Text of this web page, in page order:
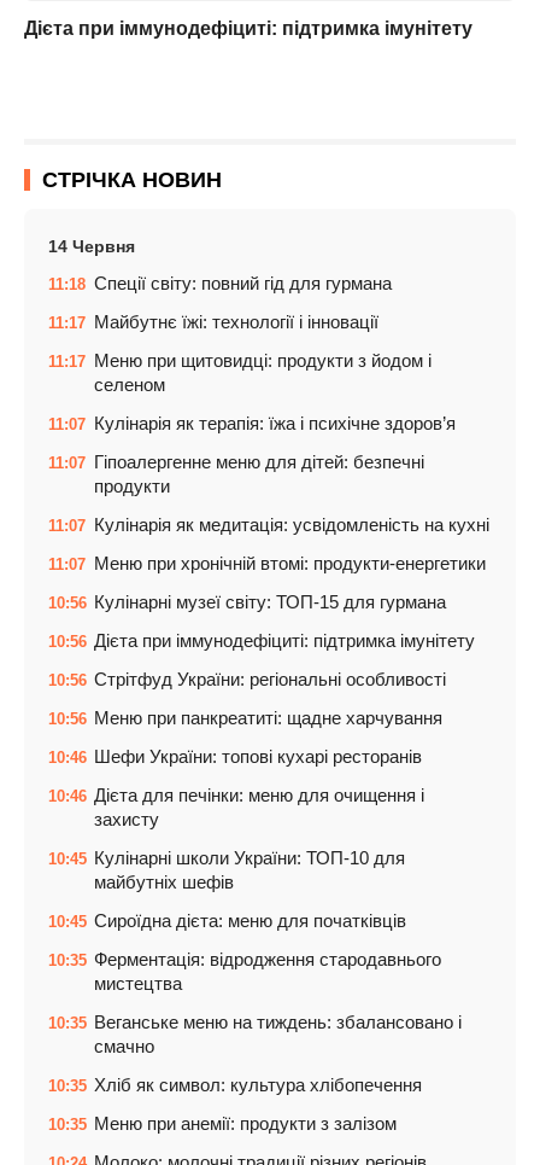
Дієта при іммунодефіциті: підтримка імунітету
СТРІЧКА НОВИН
14 Червня
11:18 Спеції світу: повний гід для гурмана
11:17 Майбутнє їжі: технології і інновації
11:17 Меню при щитовидці: продукти з йодом і
селеном
11:07 Кулінарія як терапія: їжа і психічне здоров’я
11:07 Гіпоалергенне меню для дітей: безпечні
продукти
11:07 Кулінарія як медитація: усвідомленість на кухні
11:07 Меню при хронічній втомі: продукти-енергетики
10:56 Кулінарні музеї світу: ТОП-15 для гурмана
10:56 Дієта при іммунодефіциті: підтримка імунітету
10:56 Стрітфуд України: регіональні особливості
10:56 Меню при панкреатиті: щадне харчування
10:46 Шефи України: топові кухарі ресторанів
10:46 Дієта для печінки: меню для очищення і
захисту
10:45 Кулінарні школи України: ТОП-10 для
майбутніх шефів
10:45 Сироїдна дієта: меню для початківців
10:35 Ферментація: відродження стародавнього
мистецтва
10:35 Веганське меню на тиждень: збалансовано і
смачно
10:35 Хліб як символ: культура хлібопечення
10:35 Меню при анемії: продукти з залізом